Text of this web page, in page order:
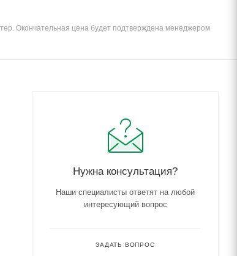
Окончательная цена будет подтверждена менеджером
Нужна консультация?
Наши специалисты ответят на любой
интересующий вопрос
ЗАДАТЬ ВОПРОС